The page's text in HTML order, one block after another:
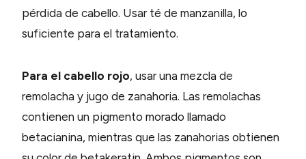
pérdida de cabello. Usar té de manzanilla, lo
suficiente para el tratamiento.
Para el cabello rojo, usar una mezcla de
remolacha y jugo de zanahoria. Las remolachas
contienen un pigmento morado llamado
betacianina, mientras que las zanahorias obtienen